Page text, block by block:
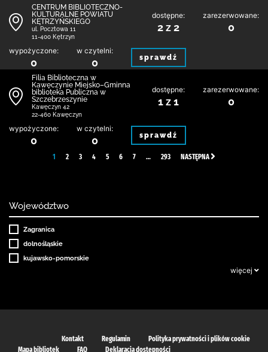
CENTRUM BIBLIOTECZNO-
KULTURALNE POWIATU
KĘTRZYŃSKIEGO
ul. Pocztowa 11
11-400 Kętrzyn
dostępne:
2 z 2
zarezerwowane:
0
wypożyczone:
0
w czytelni:
0 sprawdź
Filia Biblioteczna w
Kawęczynie Miejsko–Gminna
biblioteka Publiczna w
Szczebrzeszynie
Kawęczyn 42
22-460 Kawęczyn
dostępne:
1 z 1
zarezerwowane:
0
wypożyczone:
0
w czytelni:
0 sprawdź
1 2 3 4 5 6 7 … 293 NASTĘPNA
Województwo
Zagranica
dolnośląskie
kujawsko-pomorskie
więcej
Kontakt Regulamin
Polityka prywatności i plików cookie
Mapa bibliotek
FAQ Deklaracja dostępności